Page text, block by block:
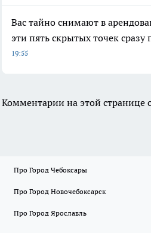
Вас тайно снимают в
эти пять скрытых точек сразу
19:55
Комментарии на этой странице
Про Город Чебоксары
Про Город Новочебоксарск
Про Город Ярославль